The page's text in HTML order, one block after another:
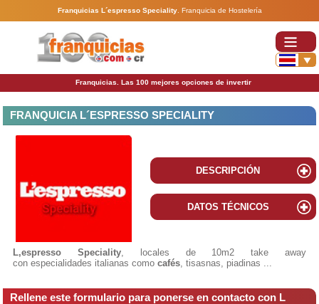
Franquicias L´espresso Speciality. Franquicia de Hostelería
Franquicias. Las 100 mejores opciones de invertir
FRANQUICIA L´ESPRESSO SPECIALITY
DESCRIPCIÓN
DATOS TÉCNICOS
L,espresso Speciality, locales de 10m2 take away
con especialidades italianas como cafés , tisasnas, piadinas ...
Rellene este formulario para ponerse en contacto con L